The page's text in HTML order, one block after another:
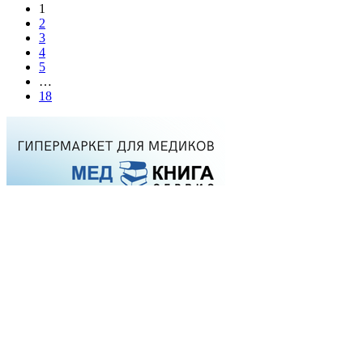
1
2
3
4
5
…
18